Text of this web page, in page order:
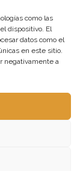
como las
dispositivo. El
datos como el
en este sitio.
negativamente a